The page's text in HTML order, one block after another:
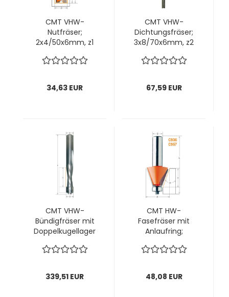
CMT VHW-
Nutfräser;
2x4/50x6mm, z1
Stck
34,63 EUR
CMT VHW-
Dichtungsfräser;
3x8/70x6mm, z2
VPE = 1 Stck
67,59 EUR
CMT VHW-
Bündigfräser mit
Doppelkugellager
12,7x42/114x12mm,
339,51 EUR
CMT HW-
Fasefräser mit
Anlaufring;
z2 ; Winkel 15°, 1 VPE
48,08 EUR